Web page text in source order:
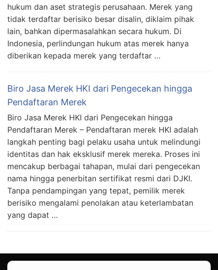
hukum dan aset strategis perusahaan. Merek yang
tidak terdaftar berisiko besar disalin, diklaim pihak
lain, bahkan dipermasalahkan secara hukum. Di
Indonesia, perlindungan hukum atas merek hanya
diberikan kepada merek yang terdaftar …
Biro Jasa Merek HKI dari Pengecekan hingga
Pendaftaran Merek
Biro Jasa Merek HKI dari Pengecekan hingga
Pendaftaran Merek – Pendaftaran merek HKI adalah
langkah penting bagi pelaku usaha untuk melindungi
identitas dan hak eksklusif merek mereka. Proses ini
mencakup berbagai tahapan, mulai dari pengecekan
nama hingga penerbitan sertifikat resmi dari DJKI.
Tanpa pendampingan yang tepat, pemilik merek
berisiko mengalami penolakan atau keterlambatan
yang dapat …